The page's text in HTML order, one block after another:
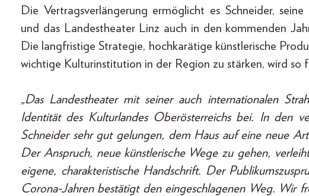
Die Vertragsverlängerung ermöglicht es Schneider,
und das Landestheater Linz auch in den kommenden
Die langfristige Strategie, hochkarätige künstlerische
wichtige Kulturinstitution in der Region zu stärken, wird so
„Das Landestheater mit seiner auch internationalen
Identität des Kulturlandes Oberösterreichs bei. In den
Schneider sehr gut gelungen, dem Haus auf eine neue
Der Anspruch, neue künstlerische Wege zu gehen,
eigene, charakteristische Handschrift. Der
Corona-Jahren bestätigt den eingeschlagenen Weg. Wir